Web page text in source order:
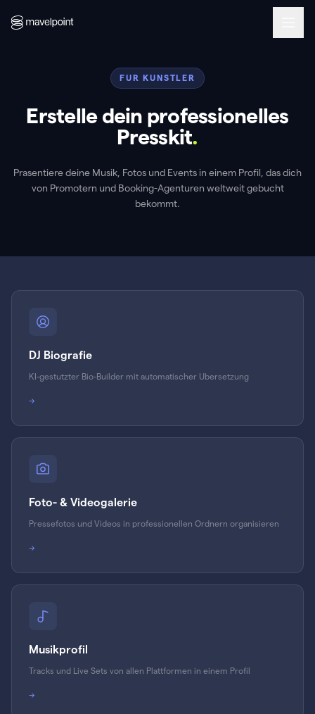
FUR KUNSTLER
Erstelle dein professionelles
Presskit.
Prasentiere deine Musik, Fotos und Events in einem Profil, das dich
von Promotern und Booking-Agenturen weltweit gebucht
bekommt.
DJ Biografie
KI-gestutzter Bio-Builder mit automatischer Ubersetzung
→
Foto- & Videogalerie
Pressefotos und Videos in professionellen Ordnern organisieren
→
Musikprofil
Tracks und Live Sets von allen Plattformen in einem Profil
→